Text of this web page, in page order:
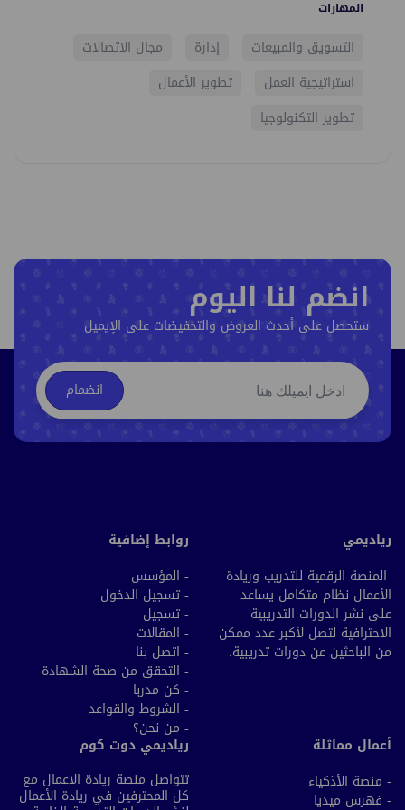
المهارات
التسويق والمبيعات إدارة
مجال الاتصالات
استراتيجية العمل
تطوير الأعمال
تطوير التكنولوجيا
انضم لنا اليوم
ستحصل على أحدث العروض والتخفيضات على الإيميل
انضمام
رياديمي
المنصة الرقمية للتدريب وريادة
الأعمال نظام متكامل يساعد
على نشر الدورات التدريبية
الاحترافية لتصل لأكبر عدد ممكن
من الباحثين عن دورات تدريبية.
روابط إضافية
- المؤسس
- تسجيل الدخول
- تسجيل
- المقالات
- اتصل بنا
- التحقق من صحة الشهادة
- كن مدربا
- الشروط والقواعد
- من نحن؟
أعمال مماثلة
- منصة الأذكياء
- فهرس ميديا
رياديمي دوت كوم
تتواصل منصة ريادة الاعمال مع
كل المحترفين في ريادة الأعمال